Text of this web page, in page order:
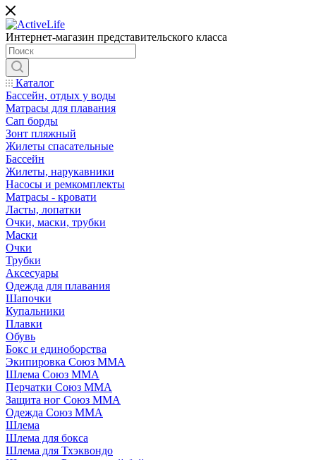
Интернет-магазин представительского класса
Каталог
Бассейн, отдых у воды
Матрасы для плавания
Сап борды
Зонт пляжный
Жилеты спасательные
Бассейн
Жилеты, нарукавники
Насосы и ремкомплекты
Матрасы - кровати
Ласты, лопатки
Очки, маски, трубки
Маски
Очки
Трубки
Аксесуары
Одежда для плавания
Шапочки
Купальники
Плавки
Обувь
Бокс и единоборства
Экипировка Союз ММА
Шлема Союз ММА
Перчатки Союз ММА
Защита ног Союз ММА
Одежда Союз ММА
Шлема
Шлема для бокса
Шлема для Тхэквондо